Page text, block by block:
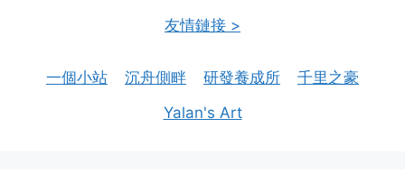
友情鏈接 >
一個小站 沉舟側畔 研發養成所
千里之豪
Yalan's Art